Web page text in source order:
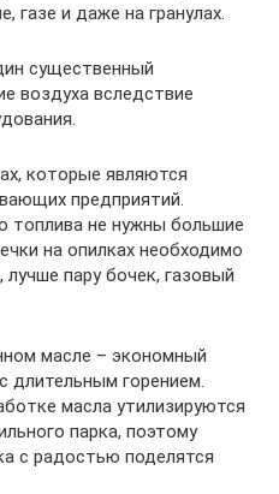
газе и даже на гранулах.
существенный
воздуха вследствие
которые являются
предприятий.
топлива не нужны большие
на опилках необходимо
пару бочек, газовый
масле – экономный
длительным горением.
масла утилизируются
парка, поэтому
с радостью поделятся